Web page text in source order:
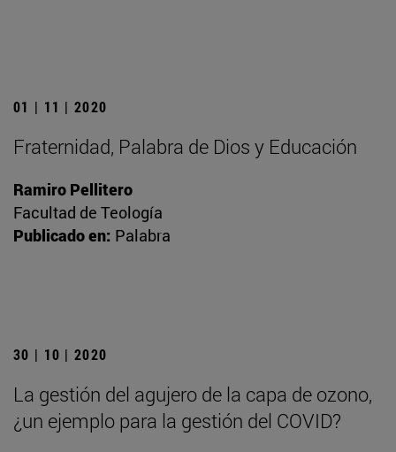
01 | 11 | 2020
Fraternidad, Palabra de Dios y Educación
Ramiro Pellitero
Facultad de Teología
Publicado en: Palabra
30 | 10 | 2020
La gestión del agujero de la capa de ozono,
¿un ejemplo para la gestión del COVID?